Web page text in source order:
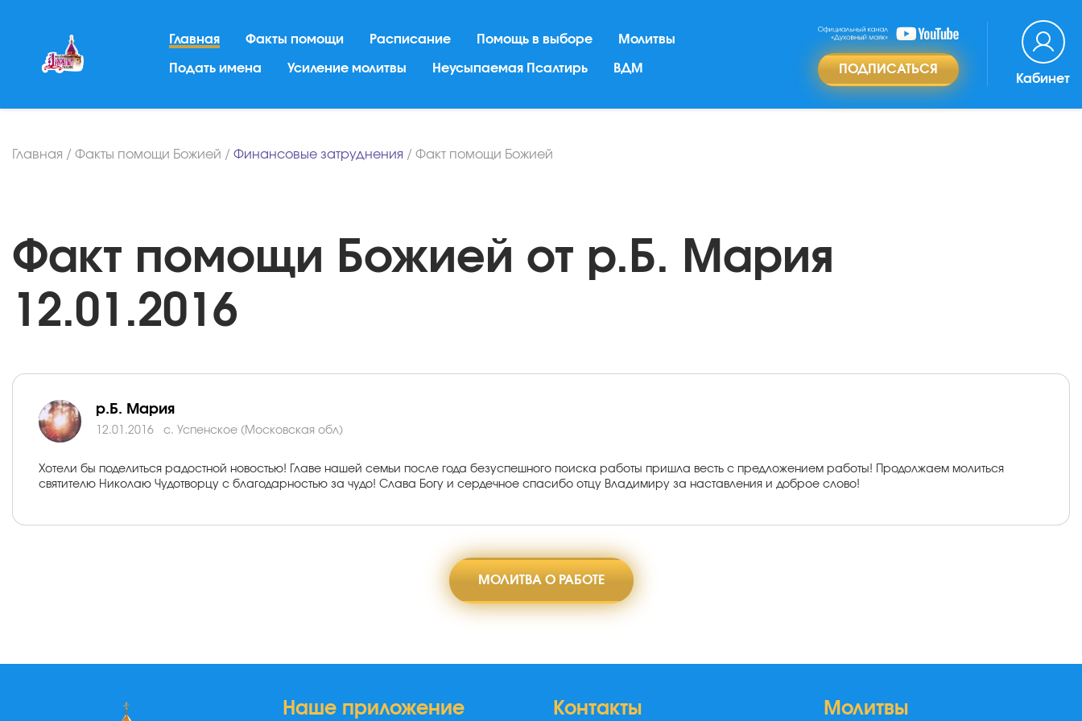
Главная Факты помощи Расписание Помощь в выборе Молитвы
Подать имена Усиление молитвы Неусыпаемая Псалтирь ВДМ ПОДПИСАТЬСЯ
Кабинет
Главная / Факты помощи Божией / Финансовые затруднения / Факт помощи Божией
Факт помощи Божией от р.Б. Мария
12.01.2016
р.Б. Мария
12.01.2016 с. Успенское (Московская обл)
Хотели бы поделиться радостной новостью! Главе нашей семьи после года безуспешного поиска работы пришла весть с предложением работы! Продолжаем молиться
святителю Николаю Чудотворцу с благодарностью за чудо! Слава Богу и сердечное спасибо отцу Владимиру за наставления и доброе слово!
МОЛИТВА О РАБОТЕ
Наше приложение Контакты Молитвы